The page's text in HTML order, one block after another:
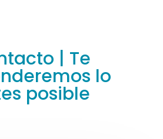
| Te
lo
posible